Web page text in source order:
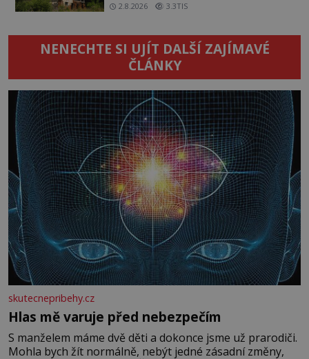
2.8.2026 3.3TIS
NENECHTE SI UJÍT DALŠÍ ZAJÍMAVÉ
ČLÁNKY
skutecnepribehy.cz
Hlas mě varuje před nebezpečím
S manželem máme dvě děti a dokonce jsme už prarodiči.
Mohla bych žít normálně, nebýt jedné zásadní změny,